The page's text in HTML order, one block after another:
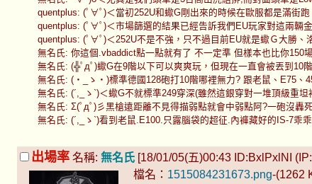
quentplus: (ﾟ∀ﾟ)＜當初252U和蠍G剛出來的時候在歐服都是滿街
quentplus: (ﾟ∀ﾟ)＜市場篩選的結果已經告訴我們EU玩家對這兩輛
quentplus: (ﾟ∀ﾟ)＜252U不是不強，只不過目前EU就是蠍Ｇ大勝
無名氏: 你這個.vbaddict點一點就有了 不一定準 但樣本也比你150
無名氏: (╬ﾟдﾟ)蠍G在9階以下可以爽爽玩，但現在一直會被丟到
無名氏: (・_ゝ・)標準德國128砲打10階哪裡無力? 跟老鼠、E75、
無名氏: (´,_ゝ`)＜蠍G不就標準249穿深(雖然這銀穿對一堆頂級重
無名氏: Σ(ﾟдﾟ)彡黑槍遠距離不見得描弱點就會中弱點阿?一砲沒轟
無名氏: (´,_ゝ`)看到老鼠.E100.只露腦袋的超征.內褲藏好的IS-7乖
出場率 名稱: 無名氏 [18/01/05(五)00:43 ID:BxlPxlNI
檔名： 1515084231673.png-(1262